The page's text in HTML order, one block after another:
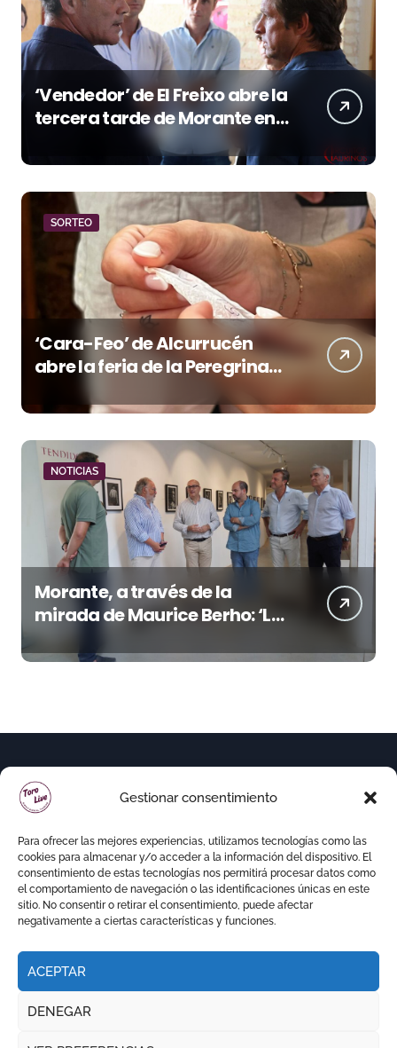
Gestionar consentimiento
Para ofrecer las mejores experiencias, utilizamos tecnologías como las
cookies para almacenar y/o acceder a la información del dispositivo. El
consentimiento de estas tecnologías nos permitirá procesar datos como
el comportamiento de navegación o las identificaciones únicas en este
sitio. No consentir o retirar el consentimiento, puede afectar
negativamente a ciertas características y funciones.
ACEPTAR
DENEGAR
‘Vendedor’ de El Freixo abre la
tercera tarde de Morante en
la temporada portuense
SORTEO
‘Cara-Feo’ de Alcurrucén
abre la feria de la Peregrina
NOTICIAS
Morante, a través de la
mirada de Maurice Berho: ‘La
belleza del misterio’ llega a La
Malagueta
Copyright © Todos los derechos reservados